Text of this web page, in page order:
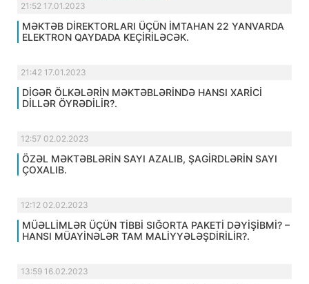
21:52 17.01.2023
MƏKTƏB DİREKTORLARI ÜÇÜN İMTAHAN 22 YANVARDA
ELEKTRON QAYDADA KEÇİRİLƏCƏK.
21:42 17.01.2023
DİGƏR ÖLKƏLƏRİN MƏKTƏBLƏRİNDƏ HANSI XARİCİ
DİLLƏR ÖYRƏDİLİR?.
12:57 02.02.2023
ÖZƏL MƏKTƏBLƏRİN SAYI AZALIB, ŞAGİRDLƏRİN SAYI
ÇOXALIB.
12:12 02.02.2023
MÜƏLLİMLƏR ÜÇÜN TİBBİ SIĞORTA PAKETİ DƏYİŞİBMİ? –
HANSI MÜAYİNƏLƏR TAM MALİYYƏLƏŞDİRİLİR?.
13:59 16.02.2023